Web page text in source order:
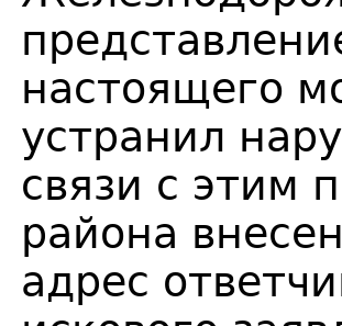
настоящего
устранил
связи с этим
района
адрес